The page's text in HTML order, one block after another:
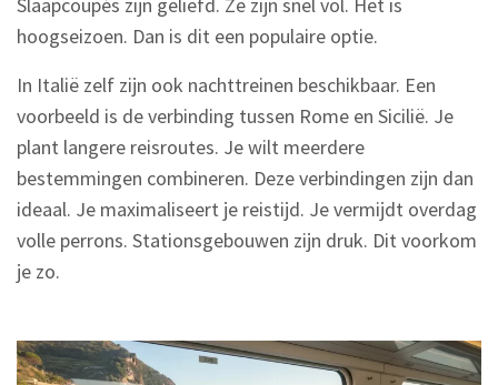
Slaapcoupés zijn geliefd. Ze zijn snel vol. Het is
hoogseizoen. Dan is dit een populaire optie.
In Italië zelf zijn ook nachttreinen beschikbaar. Een
voorbeeld is de verbinding tussen Rome en Sicilië. Je
plant langere reisroutes. Je wilt meerdere
bestemmingen combineren. Deze verbindingen zijn dan
ideaal. Je maximaliseert je reistijd. Je vermijdt overdag
volle perrons. Stationsgebouwen zijn druk. Dit voorkom
je zo.